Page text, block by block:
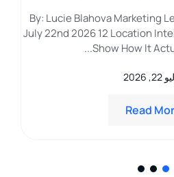
By: Lucie Blahova Marketing
July 22nd 2026 12 Location
Show How It
2026
Read